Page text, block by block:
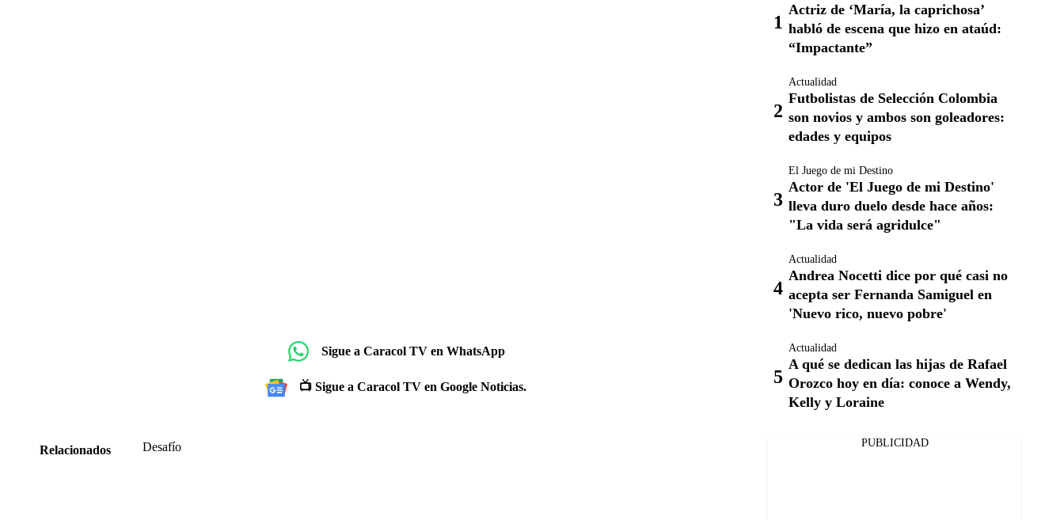
Sigue a Caracol TV en WhatsApp
📺 Sigue a Caracol TV en Google Noticias.
Relacionados Desafío
Actriz de ‘María, la caprichosa’
habló de escena que hizo en ataúd:
“Impactante”
Actualidad
Futbolistas de Selección Colombia
son novios y ambos son goleadores:
edades y equipos
El Juego de mi Destino
Actor de 'El Juego de mi Destino'
lleva duro duelo desde hace años:
"La vida será agridulce"
Actualidad
Andrea Nocetti dice por qué casi no
acepta ser Fernanda Samiguel en
'Nuevo rico, nuevo pobre'
Actualidad
A qué se dedican las hijas de Rafael
Orozco hoy en día: conoce a Wendy,
Kelly y Loraine
PUBLICIDAD